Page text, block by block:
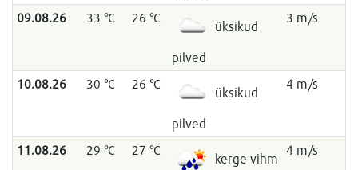
09.08.26 33 °C 26 °C
üksikud
pilved
3 m/s
10.08.26 30 °C 26 °C
üksikud
pilved
4 m/s
11.08.26 29 °C 27 °C
kerge vihm
4 m/s